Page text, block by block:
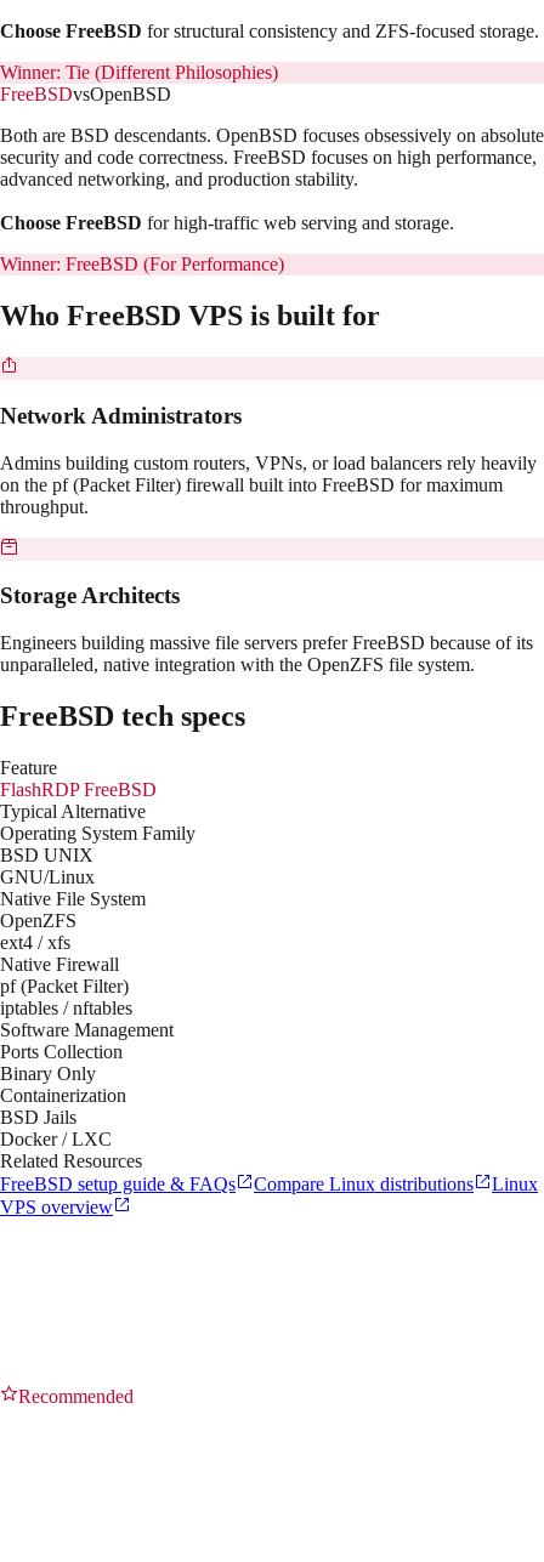
Choose FreeBSD for structural consistency and ZFS-focused storage.
Winner: Tie (Different Philosophies)
FreeBSDvsOpenBSD
Both are BSD descendants. OpenBSD focuses obsessively on absolute
security and code correctness. FreeBSD focuses on high performance,
advanced networking, and production stability.
Choose FreeBSD for high-traffic web serving and storage.
Winner: FreeBSD (For Performance)
Who FreeBSD VPS is built for
Network Administrators
Admins building custom routers, VPNs, or load balancers rely heavily
on the pf (Packet Filter) firewall built into FreeBSD for maximum
throughput.
Storage Architects
Engineers building massive file servers prefer FreeBSD because of its
unparalleled, native integration with the OpenZFS file system.
FreeBSD tech specs
Feature
FlashRDPFreeBSD
Typical Alternative
Operating System Family
BSD UNIX
GNU/Linux
Native File System
OpenZFS
ext4 / xfs
Native Firewall
pf (Packet Filter)
iptables / nftables
Software Management
Ports Collection
Binary Only
Containerization
BSD Jails
Docker / LXC
Related Resources
FreeBSD setup guide & FAQs
Compare Linux distributions
Linux
VPS overview
Recommended